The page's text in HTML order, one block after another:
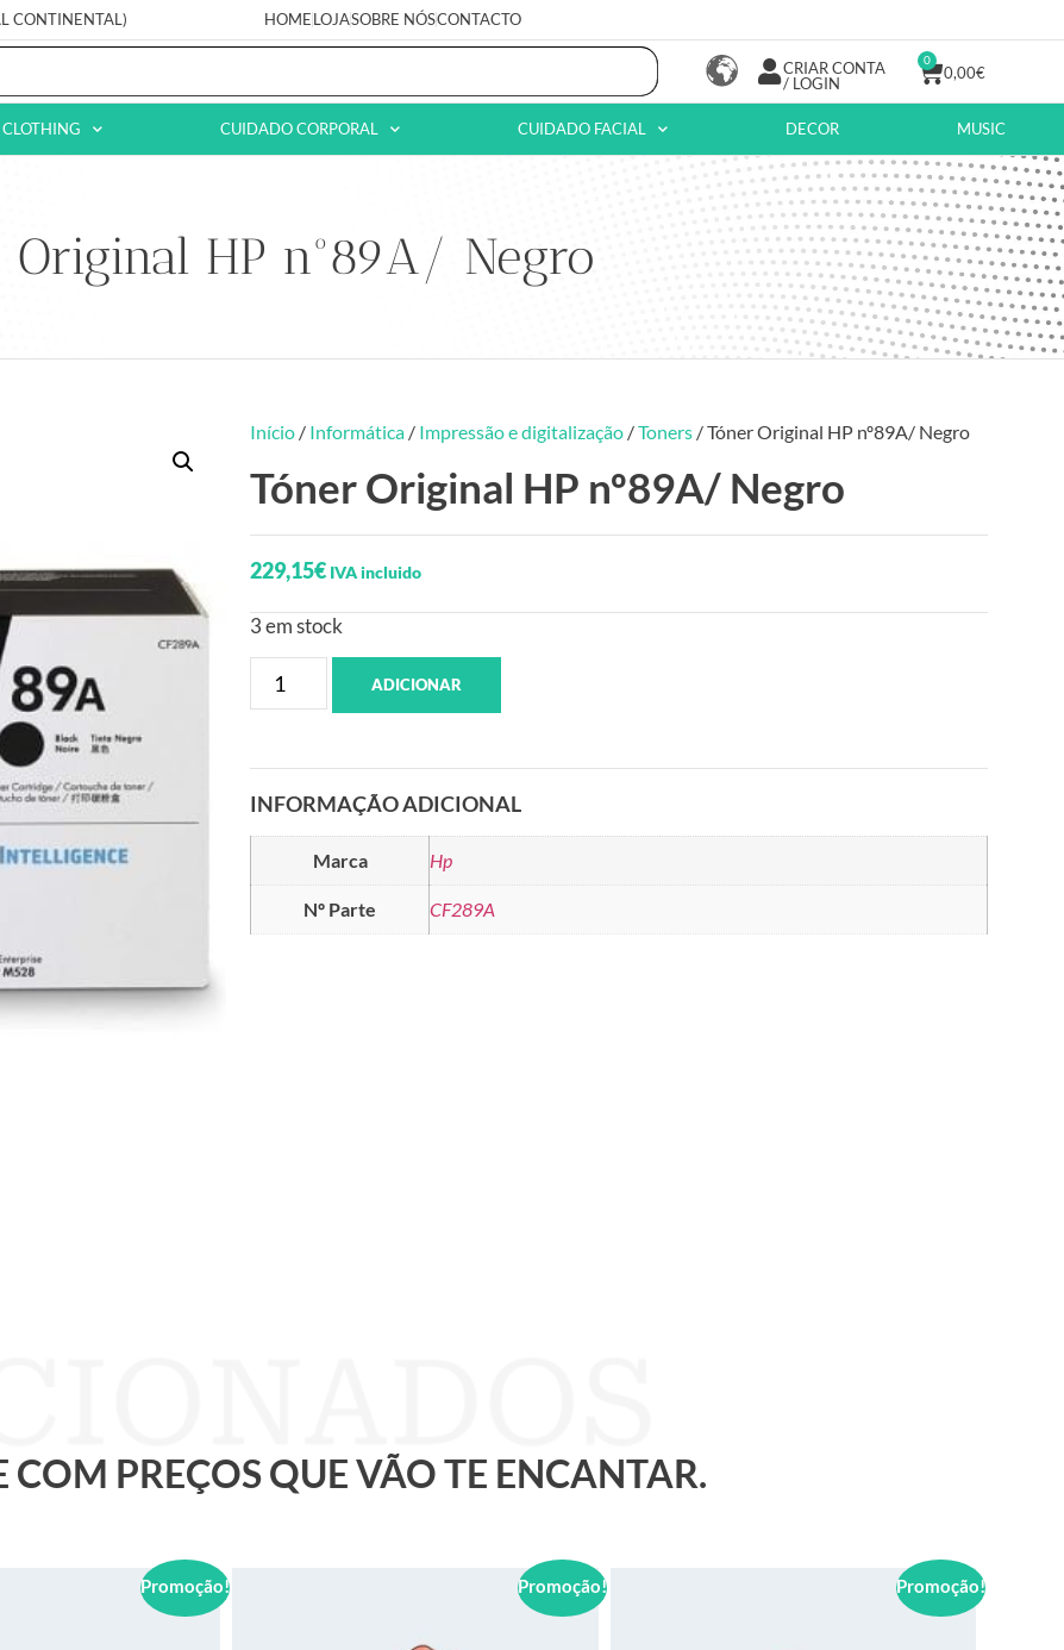
CONTINENTAL) HOMELOJASOBRE NÓSCONTACTO
CRIAR CONTA
/ LOGIN
0,00€
0
CLOTHING CUIDADO CORPORAL CUIDADO FACIAL DECOR MUSIC
Original HP nº89A/ Negro
Início / Informática / Impressão e digitalização /Toners / Tóner Original HP nº89A/ Negro
Tóner Original HP nº89A/ Negro
229,15€ IVA incluido
3 em stock
ADICIONAR
INFORMAÇÃO ADICIONAL
Marca Hp
Nº Parte CF289A
PREÇOS QUE VÃO TE ENCANTAR.
Promoção! Promoção! Promoção!